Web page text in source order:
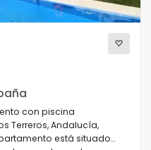
con piscina
Terreros, Andalucía,
está situado